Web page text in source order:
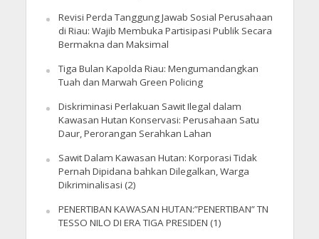
Revisi Perda Tanggung Jawab Sosial Perusahaan
di Riau: Wajib Membuka Partisipasi Publik Secara
Bermakna dan Maksimal
Tiga Bulan Kapolda Riau: Mengumandangkan
Tuah dan Marwah Green Policing
Diskriminasi Perlakuan Sawit Ilegal dalam
Kawasan Hutan Konservasi: Perusahaan Satu
Daur, Perorangan Serahkan Lahan
Sawit Dalam Kawasan Hutan: Korporasi Tidak
Pernah Dipidana bahkan Dilegalkan, Warga
Dikriminalisasi (2)
PENERTIBAN KAWASAN HUTAN:”PENERTIBAN” TN
TESSO NILO DI ERA TIGA PRESIDEN (1)